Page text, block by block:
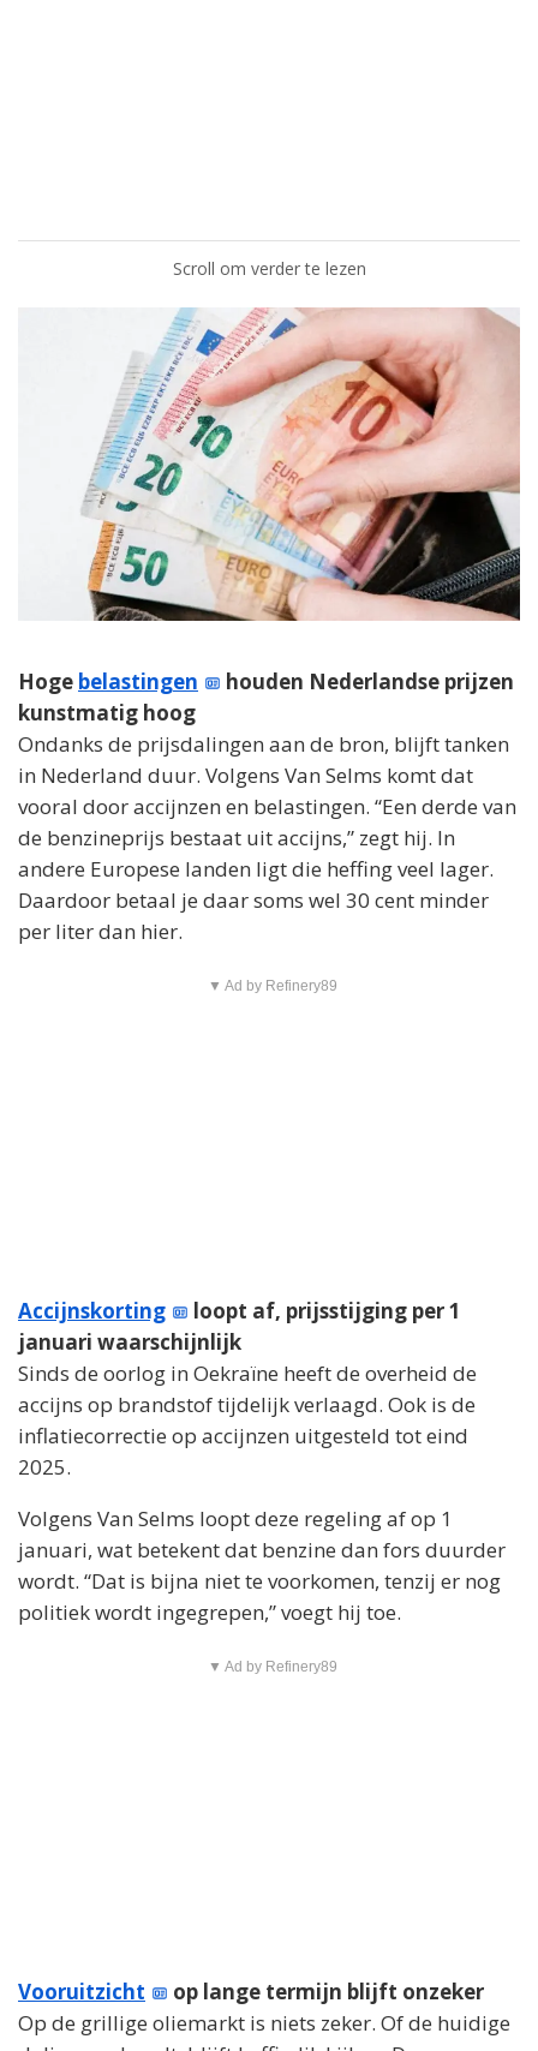
Scroll om verder te lezen
Hoge belastingen
houden Nederlandse prijzen
kunstmatig hoog
Ondanks de prijsdalingen aan de bron, blijft tanken
in Nederland duur. Volgens Van Selms komt dat
vooral door accijnzen en belastingen. “Een derde van
de benzineprijs bestaat uit accijns,” zegt hij. In
andere Europese landen ligt die heffing veel lager.
Daardoor betaal je daar soms wel 30 cent minder
per liter dan hier.
▼ Ad by Refinery89
Accijnskorting
loopt af, prijsstijging per 1
januari waarschijnlijk
Sinds de oorlog in Oekraïne heeft de overheid de
accijns op brandstof tijdelijk verlaagd. Ook is de
inflatiecorrectie op accijnzen uitgesteld tot eind
2025.
Volgens Van Selms loopt deze regeling af op 1
januari, wat betekent dat benzine dan fors duurder
wordt. “Dat is bijna niet te voorkomen, tenzij er nog
politiek wordt ingegrepen,” voegt hij toe.
▼ Ad by Refinery89
Vooruitzicht
op lange termijn blijft onzeker
Op de grillige oliemarkt is niets zeker. Of de huidige